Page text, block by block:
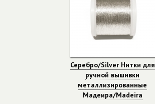
Серебро/Silver Нитки для
ручной вышивки
металлизированные
Мадеира/Madeira